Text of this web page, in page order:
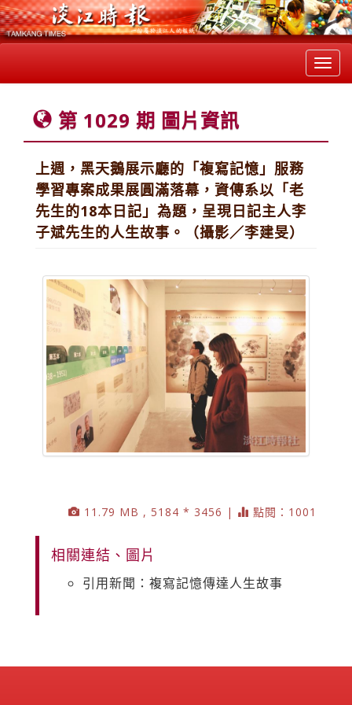
第 1029 期 圖片資訊
上週，黑天鵝展示廳的「複寫記憶」服務
學習專案成果展圓滿落幕，資傳系以「老
先生的18本日記」為題，呈現日記主人李
子斌先生的人生故事。（攝影／李建旻）
11.79 MB , 5184 * 3456 | 點閱：1001
相關連結、圖片
引用新聞：複寫記憶傳達人生故事